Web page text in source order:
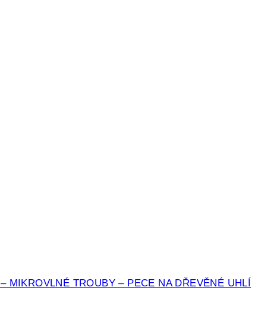
MIKROVLNÉ TROUBY – PECE NA DŘEVĚNÉ UHLÍ